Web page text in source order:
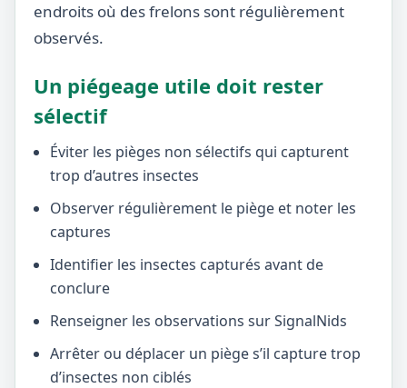
endroits où des frelons sont régulièrement
observés.
Un piégeage utile doit rester
sélectif
Éviter les pièges non sélectifs qui capturent
trop d’autres insectes
Observer régulièrement le piège et noter les
captures
Identifier les insectes capturés avant de
conclure
Renseigner les observations sur SignalNids
Arrêter ou déplacer un piège s’il capture trop
d’insectes non ciblés